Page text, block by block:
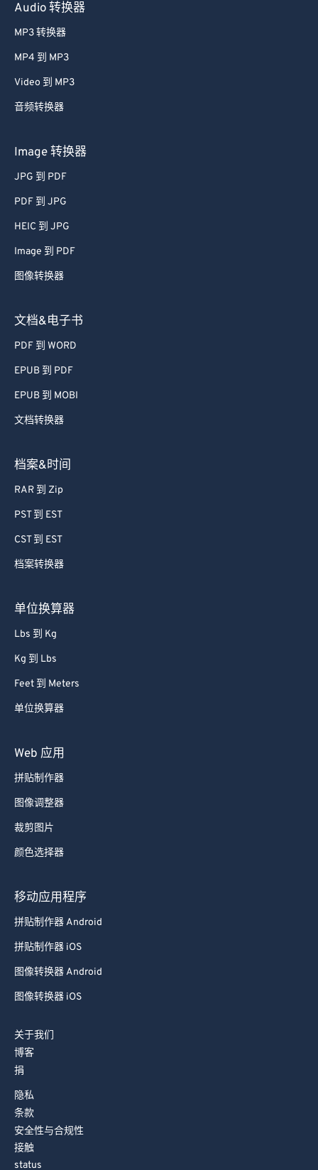
Audio 转换器
MP3 转换器
MP4 到 MP3
Video 到 MP3
音频转换器
Image 转换器
JPG 到 PDF
PDF 到 JPG
HEIC 到 JPG
Image 到 PDF
图像转换器
文档&电子书
PDF 到 WORD
EPUB 到 PDF
EPUB 到 MOBI
文档转换器
档案&时间
RAR 到 Zip
PST 到 EST
CST 到 EST
档案转换器
单位换算器
Lbs 到 Kg
Kg 到 Lbs
Feet 到 Meters
单位换算器
Web 应用
拼贴制作器
图像调整器
裁剪图片
颜色选择器
移动应用程序
拼贴制作器 Android
拼贴制作器 iOS
图像转换器 Android
图像转换器 iOS
关于我们
博客
捐
隐私
条款
安全性与合规性
接触
status